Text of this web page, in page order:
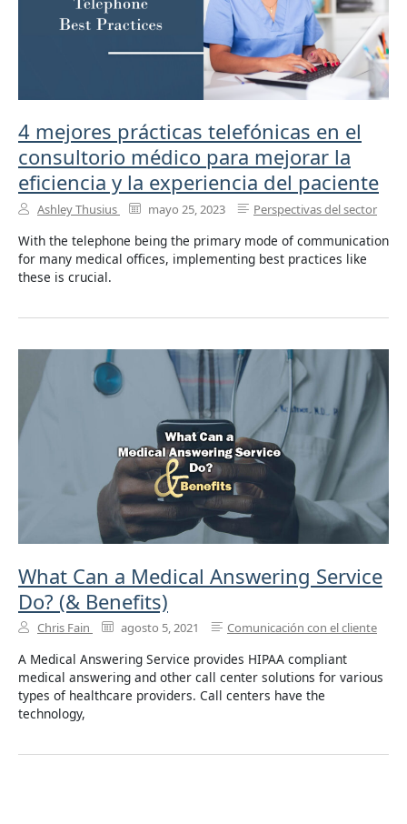
4 mejores prácticas telefónicas en el
consultorio médico para mejorar la
eficiencia y la experiencia del paciente
Ashley Thusius mayo 25, 2023 Perspectivas del sector
With the telephone being the primary mode of communication
for many medical offices, implementing best practices like
these is crucial.
What Can a Medical Answering Service
Do? (& Benefits)
Chris Fain agosto 5, 2021 Comunicación con el cliente
A Medical Answering Service provides HIPAA compliant
medical answering and other call center solutions for various
types of healthcare providers. Call centers have the
technology,